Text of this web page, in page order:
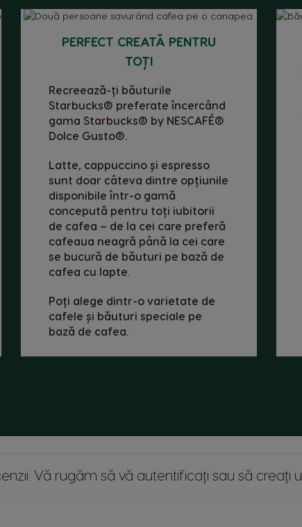
PERFECT CREATĂ PENTRU
TOȚI
Recreează-ți băuturile
Starbucks® preferate încercând
gama Starbucks® by NESCAFÉ®
Dolce Gusto®.
Latte, cappuccino și espresso
sunt doar câteva dintre opțiunile
disponibile într-o gamă
concepută pentru toți iubitorii
de cafea – de la cei care preferă
cafeaua neagră până la cei care
se bucură de băuturi pe bază de
cafea cu lapte.
Poți alege dintr-o varietate de
cafele și băuturi speciale pe
bază de cafea.
Vă rugăm să vă autentificați sau să creați